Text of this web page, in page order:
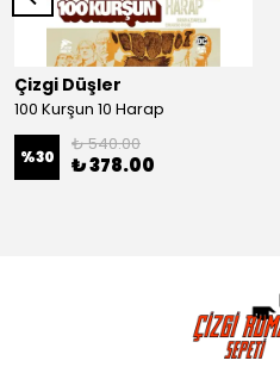
Çizgi Düşler
100 Kurşun 10 Harap
%30
₺ 540.00
₺ 378.00